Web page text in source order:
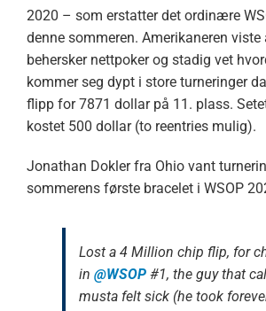
2020 – som erstatter det ordinære
denne sommeren. Amerikaneren viste
behersker nettpoker og stadig vet
kommer seg dypt i store turneringer
flipp for 7871 dollar på 11. plass.
kostet 500 dollar (to reentries mulig).
Jonathan Dokler fra Ohio vant
sommerens første bracelet i WSOP
Lost a 4 Million chip flip, for
in @WSOP#1, the guy that
musta felt sick (he took